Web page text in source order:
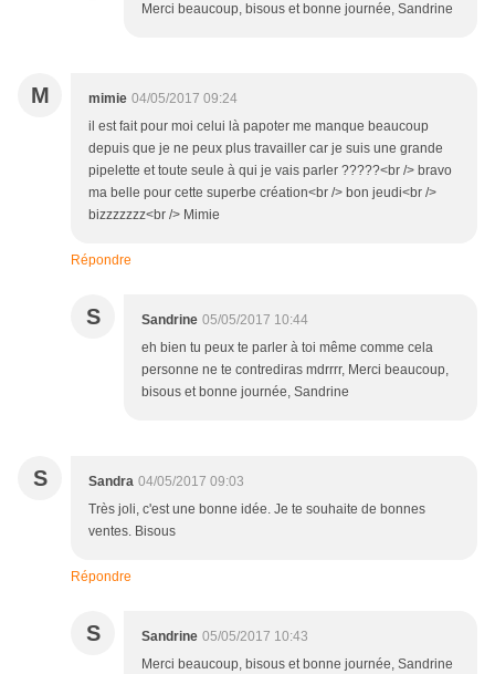
Merci beaucoup, bisous et bonne journée, Sandrine
M mimie 04/05/2017 09:24
il est fait pour moi celui là papoter me manque beaucoup
depuis que je ne peux plus travailler car je suis une grande
pipelette et toute seule à qui je vais parler ?????<br /> bravo
ma belle pour cette superbe création<br /> bon jeudi<br />
bizzzzzzz<br /> Mimie
Répondre
S Sandrine 05/05/2017 10:44
eh bien tu peux te parler à toi même comme cela
personne ne te contrediras mdrrrr, Merci beaucoup,
bisous et bonne journée, Sandrine
S Sandra 04/05/2017 09:03
Très joli, c'est une bonne idée. Je te souhaite de bonnes
ventes. Bisous
Répondre
S Sandrine 05/05/2017 10:43
Merci beaucoup, bisous et bonne journée, Sandrine